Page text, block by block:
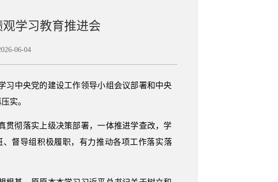
学习教育推进会
06-04
习中央党的建设工作领导小组会议部署和中央
实。
贯彻落实上级决策部署，一体推进学查改，学
督导组积极履职，有力推动各项工作落实落